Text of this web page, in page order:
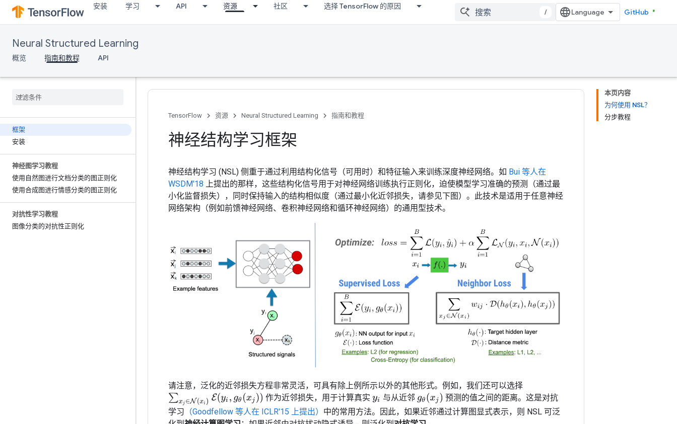
安装 学习 API 资源 社区 选择 TensorFlow 的原因
/ GitHub
Neural Structured Learning
概览 指南和教程 API
框架
安装
神经图学习教程
使用自然图进行文档分类的图正则化
使用合成图进行情感分类的图正则化
对抗性学习教程
图像分类的对抗性正则化
本页内容
为何使用 NSL？
分步教程
TensorFlow 资源 Neural Structured Learning 指南和教程
神经结构学习框架
神经结构学习 (NSL) 侧重于通过利用结构化信号（可用时）和特征输入来训练深度神经网络。如 Bui 等人在
WSDM'18 上提出的那样，这些结构化信号用于对神经网络训练执行正则化，迫使模型学习准确的预测（通过最
小化监督损失），同时保持输入的结构相似度（通过最小化近邻损失，请参见下图）。此技术是适用于任意神经
网络架构（例如前馈神经网络、卷积神经网络和循环神经网络）的通用型技术。
请注意，泛化的近邻损失方程非常灵活，可具有除上例所示以外的其他形式。例如，我们还可以选择
∑xj∈N(xi)E( yigθ( x j)) 作为近邻损失，用于计算真实yi 与从近邻 gθ(xj)
预测的值之间的距离。这是对抗
学习 （Goodfellow 等人在 ICLR'15 上提出） 中的常用方法。因此，如果近邻通过计算图显式表示，则 NSL 可泛